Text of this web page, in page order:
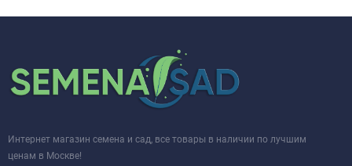
Интернет магазин семена и сад, все товары в наличии по лучшим
ценам в Москве!